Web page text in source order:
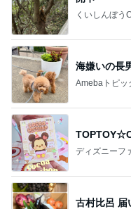
くいしんぼう
海嫌いの長
Amebaトピッ
ディズニー
古村比呂 届